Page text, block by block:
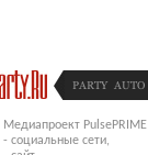
PARTY AUTO
Медиапроект
- социальные сети,